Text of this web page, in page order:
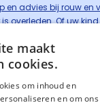
en advies bij rouw en
overleden. Of uw
dierbare verliezen
Suggesties voor
dierbare verliezen
maakt
cookies.
om inhoud en
en om ons